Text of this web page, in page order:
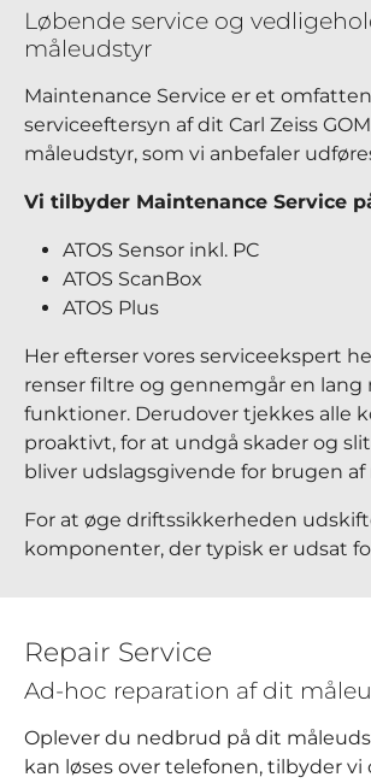
Løbende service og
måleudstyr
Maintenance Service er et
serviceeftersyn af dit Carl Zeiss
måleudstyr, som vi anbefaler
Vi tilbyder Maintenance Service
ATOS Sensor inkl. PC
ATOS ScanBox
ATOS Plus
Her efterser vores serviceekspert
renser filtre og gennemgår en
funktioner. Derudover tjekkes alle
proaktivt, for at undgå skader og
bliver udslagsgivende for brugen
For at øge driftssikkerheden
komponenter, der typisk er udsat
Repair Service
Ad-hoc reparation af dit
Oplever du nedbrud på dit
kan løses over telefonen, tilbyder vi